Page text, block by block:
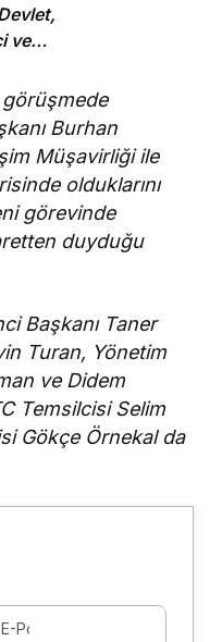
ve
Burhan
Müşavirliği ile
olduklarını
görevinde
duyduğu
Başkanı Taner
Turan, Yönetim
ve Didem
Temsilcisi Selim
Gökçe Örnekal da